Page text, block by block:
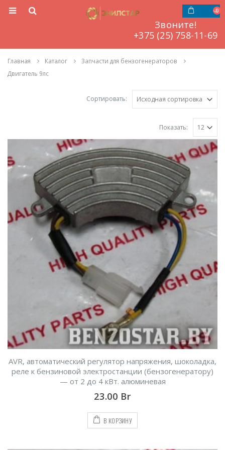
Звоните!
‎‎‎‎+375 (25) 758-11-69
0
Главная Каталог
Запчасти для бензогенераторов
Двигатель 9лс
Сортировать:
Показать:
AVR, автоматический регулятор напряжения, шоколадка,
реле к бензиновой электростанции (бензогенератору)
— от 2 до 4 кВт. алюминевая
23.00 Br
В КОРЗИНУ